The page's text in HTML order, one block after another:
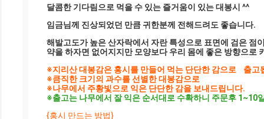
달콤한 기다림으로 먹을 수 있는 즐거움이 있는 대봉시 ^^
임금님께 진상되었던 만큼 귀한분께 전해드려도 좋습니다.
해발고도가 높은 산자락에서 자란 특성으로 표면에 검은 점
약을 하자면 없어지지만 모양보다 우리 몸에 좋은 방향으로
※지리산 대봉감은 홍시를 만들어 먹는 단단한 감으로    출
※큼직한 크기의 과수를 선별한 대봉감으로
※나무에서 주황빛으로 익은 단단한 감을 보내드립니다.
※출고는 나무에서 잘 익은 순서대로 수확하니 주문후 1~10
{홍시 만드는 방법}